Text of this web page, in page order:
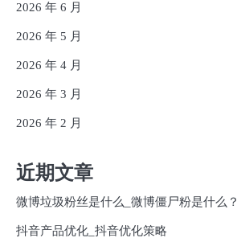
2026 年 6 月
2026 年 5 月
2026 年 4 月
2026 年 3 月
2026 年 2 月
近期文章
微博垃圾粉丝是什么_微博僵尸粉是什么？
抖音产品优化_抖音优化策略